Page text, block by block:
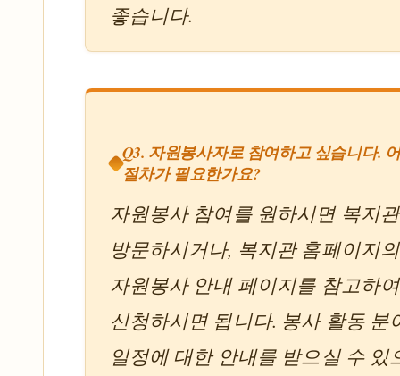
좋습니다.
Q3. 자원봉사자로 참여하고 싶습니다.
절차가 필요한가요?
자원봉사 참여를 원하시면 복지
방문하시거나, 복지관 홈페이지의
자원봉사 안내 페이지를 참고하여
신청하시면 됩니다. 봉사 활동 분
일정에 대한 안내를 받으실 수 있